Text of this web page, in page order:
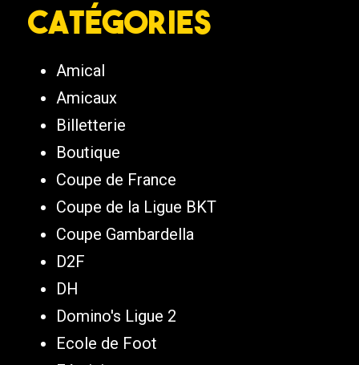
Catégories
Amical
Amicaux
Billetterie
Boutique
Coupe de France
Coupe de la Ligue BKT
Coupe Gambardella
D2F
DH
Domino's Ligue 2
Ecole de Foot